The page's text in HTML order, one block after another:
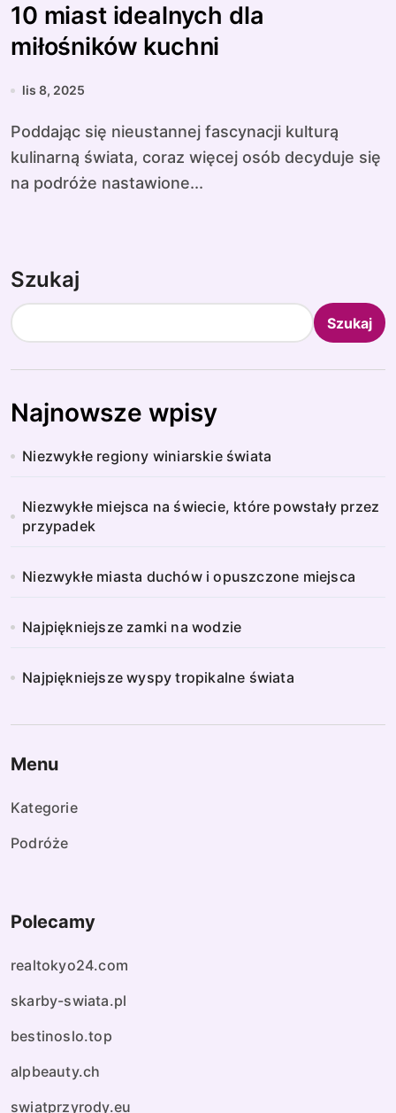
10 miast idealnych dla
miłośników kuchni
lis 8, 2025
Poddając się nieustannej fascynacji kulturą
kulinarną świata, coraz więcej osób decyduje się
na podróże nastawione...
Szukaj
Szukaj
Najnowsze wpisy
Niezwykłe regiony winiarskie świata
Niezwykłe miejsca na świecie, które powstały przez
przypadek
Niezwykłe miasta duchów i opuszczone miejsca
Najpiękniejsze zamki na wodzie
Najpiękniejsze wyspy tropikalne świata
Menu
Kategorie
Podróże
Polecamy
realtokyo24.com
skarby-swiata.pl
bestinoslo.top
alpbeauty.ch
swiatprzyrody.eu